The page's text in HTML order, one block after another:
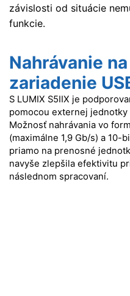
závislosti od situácie
funkcie.
Nahrávanie
zariadenie
S LUMIX S5IIX je
pomocou externej jednotky
Možnosť nahrávania vo
(maximálne 1,9 Gb/s) a
priamo na prenosné
navyše zlepšila efektivitu
následnom spracovaní.